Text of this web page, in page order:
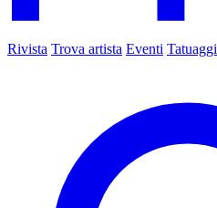
Rivista Trova artista Eventi Tatuaggi